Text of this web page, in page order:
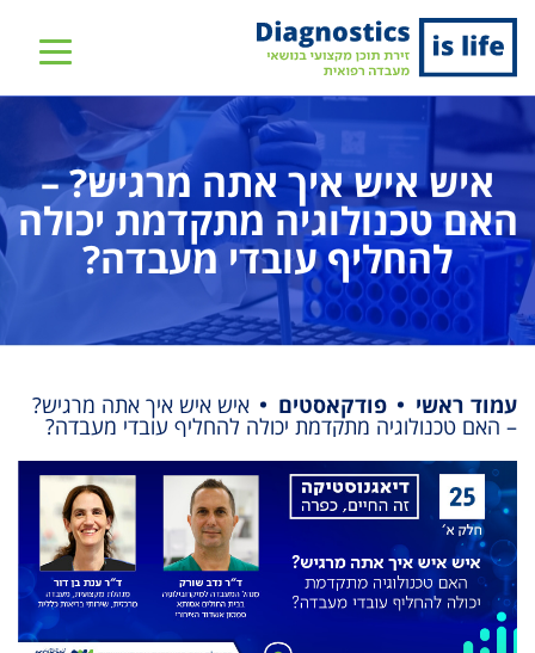
שִׂים
בְּאֲתָר
מֻפְעֶלֶת
מַעֲרֶכֶת
בִּקְלִיק
הַמְּסַיַּעַת
לִנְגִישׁוּת
הָאֲתָר.
איש איש איך אתה מרגיש? –
האם טכנולוגיה מתקדמת יכולה
להחליף עובדי מעבדה?
עמוד ראשי פודקאסטים איש איש איך אתה מרגיש?
– האם טכנולוגיה מתקדמת יכולה להחליף עובדי מעבדה?